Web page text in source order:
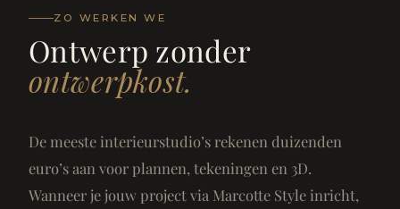
ZO WERKEN WE
Ontwerp zonder
ontwerpkost.
De meeste interieurstudio’s rekenen duizenden
euro’s aan voor plannen, tekeningen en 3D.
Wanneer je jouw project via Marcotte Style inricht,